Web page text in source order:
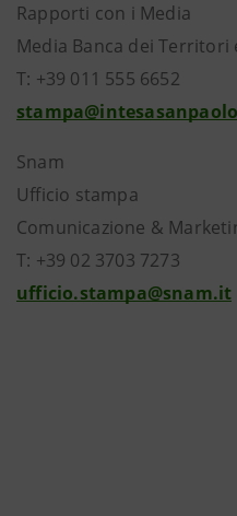
Rapporti con i Media
Media Banca dei Territori
T: +39 011 555 6652
Snam
Ufficio stampa
Comunicazione &
T: +39 02 3703 7273
ufficio.stampa@snam.it